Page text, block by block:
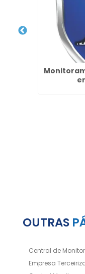
OUTRAS
Central de
Empresa